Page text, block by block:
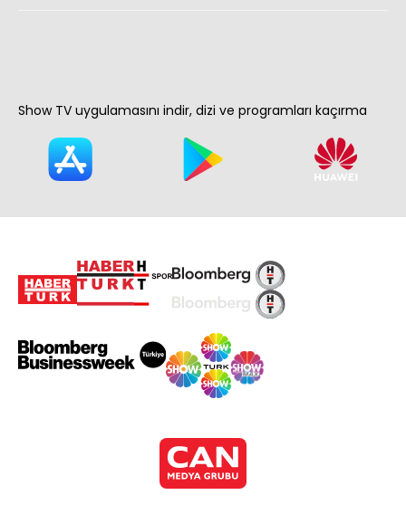
Show TV uygulamasını indir, dizi ve programları kaçırma